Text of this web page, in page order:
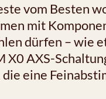
vom Besten
mit
dürfen – wie
X0 AXS-
eine